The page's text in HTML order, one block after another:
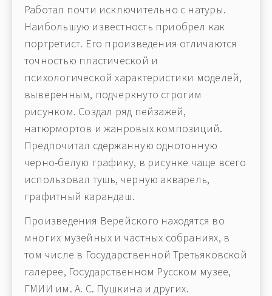
Работал почти исключительно с натуры.
Наибольшую известность приобрел как
портретист. Его произведения отличаются
точностью пластической и
психологической характеристики моделей,
выверенным, подчеркнуто строгим
рисунком. Создал ряд пейзажей,
натюрмортов и жанровых композиций.
Предпочитал сдержанную однотонную
черно-белую графику, в рисунке чаще всего
использовал тушь, черную акварель,
графитный карандаш.
Произведения Верейского находятся во
многих музейных и частных собраниях, в
том числе в Государственной Третьяковской
галерее, Государственном Русском музее,
ГМИИ им. А. С. Пушкина и других.